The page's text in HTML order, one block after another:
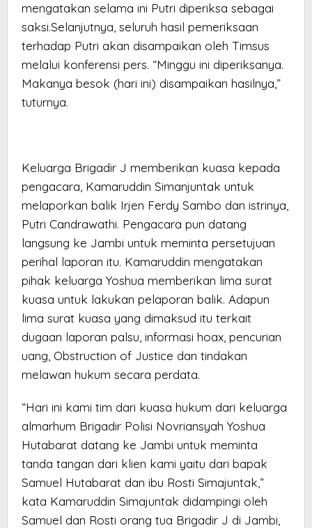
mengatakan selama ini Putri diperiksa sebagai
saksi.Selanjutnya, seluruh hasil pemeriksaan
terhadap Putri akan disampaikan oleh Timsus
melalui konferensi pers. “Minggu ini diperiksanya.
Makanya besok (hari ini) disampaikan hasilnya,”
tuturnya.
Keluarga Brigadir J memberikan kuasa kepada
pengacara, Kamaruddin Simanjuntak untuk
melaporkan balik Irjen Ferdy Sambo dan istrinya,
Putri Candrawathi. Pengacara pun datang
langsung ke Jambi untuk meminta persetujuan
perihal laporan itu. Kamaruddin mengatakan
pihak keluarga Yoshua memberikan lima surat
kuasa untuk lakukan pelaporan balik. Adapun
lima surat kuasa yang dimaksud itu terkait
dugaan laporan palsu, informasi hoax, pencurian
uang, Obstruction of Justice dan tindakan
melawan hukum secara perdata.
“Hari ini kami tim dari kuasa hukum dari keluarga
almarhum Brigadir Polisi Novriansyah Yoshua
Hutabarat datang ke Jambi untuk meminta
tanda tangan dari klien kami yaitu dari bapak
Samuel Hutabarat dan ibu Rosti Simajuntak,”
kata Kamaruddin Simajuntak didampingi oleh
Samuel dan Rosti orang tua Brigadir J di Jambi,